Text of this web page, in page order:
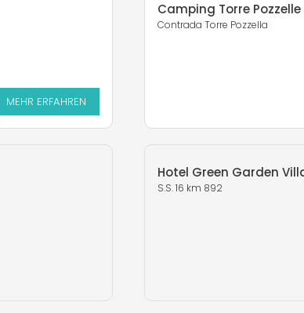
MEHR ERFAHREN
Camping Torre Pozzelle
Contrada Torre Pozzella
Hotel Green Garden
S.S. 16 km 892